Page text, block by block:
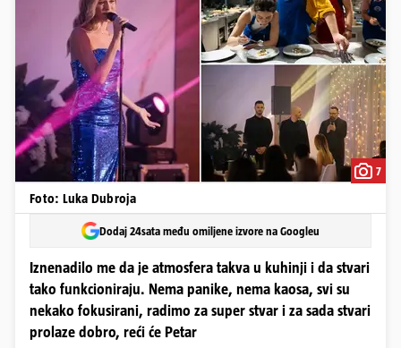
7
Foto: Luka Dubroja
Dodaj 24sata među omiljene izvore na Googleu
Iznenadilo me da je atmosfera takva u kuhinji i da stvari
tako funkcioniraju. Nema panike, nema kaosa, svi su
nekako fokusirani, radimo za super stvar i za sada stvari
prolaze dobro, reći će Petar